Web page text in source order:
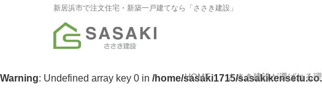
新居浜市で注文住宅・新築一戸建てなら「ささき建設」
HOME ささき建設が選ばれる
Warning: Undefined array key 0 in /home/sasaki1715/